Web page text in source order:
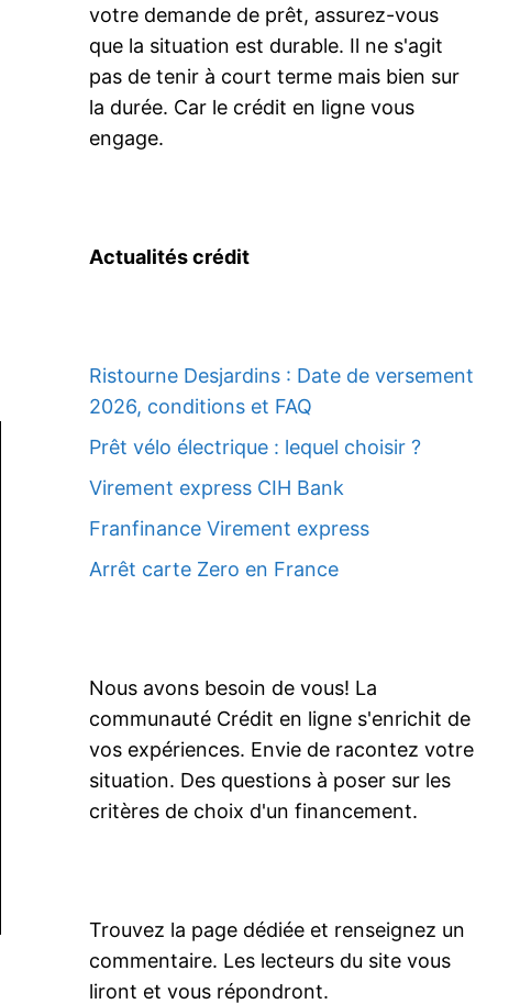
votre demande de prêt, assurez-vous
que la situation est durable. Il ne s'agit
pas de tenir à court terme mais bien sur
la durée. Car le crédit en ligne vous
engage.
Actualités crédit
Ristourne Desjardins : Date de versement
2026, conditions et FAQ
Prêt vélo électrique : lequel choisir ?
Virement express CIH Bank
Franfinance Virement express
Arrêt carte Zero en France
Nous avons besoin de vous! La
communauté Crédit en ligne s'enrichit de
vos expériences. Envie de racontez votre
situation. Des questions à poser sur les
critères de choix d'un financement.
Trouvez la page dédiée et renseignez un
commentaire. Les lecteurs du site vous
liront et vous répondront.